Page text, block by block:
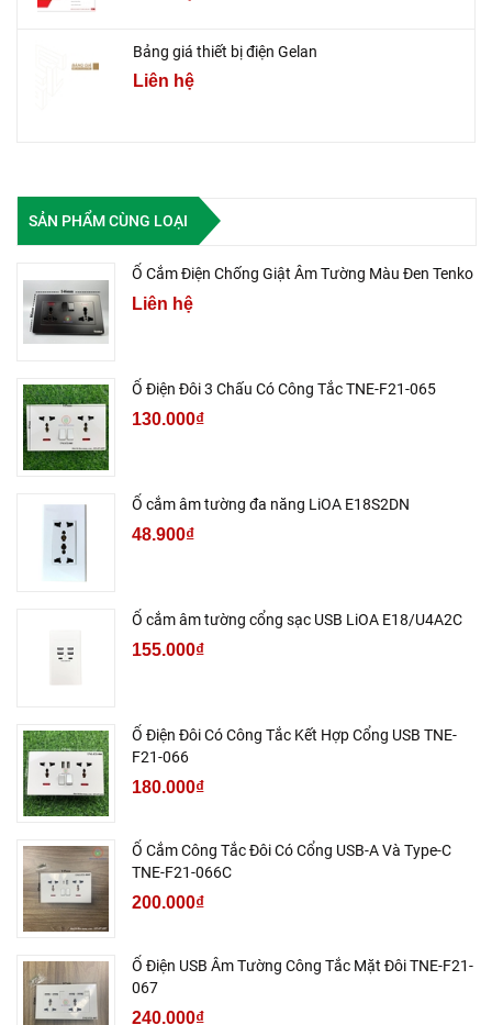
Bảng giá thiết bị điện Gelan
Liên hệ
SẢN PHẨM CÙNG LOẠI
Ổ Cắm Điện Chống Giật Âm Tường Màu Đen Tenko
Liên hệ
Ổ Điện Đôi 3 Chấu Có Công Tắc TNE-F21-065
130.000₫
Ổ cắm âm tường đa năng LiOA E18S2DN
48.900₫
Ổ cắm âm tường cổng sạc USB LiOA E18/U4A2C
155.000₫
Ổ Điện Đôi Có Công Tắc Kết Hợp Cổng USB TNE-
F21-066
180.000₫
Ổ Cắm Công Tắc Đôi Có Cổng USB-A Và Type-C
TNE-F21-066C
200.000₫
Ổ Điện USB Âm Tường Công Tắc Mặt Đôi TNE-F21-
067
240.000₫